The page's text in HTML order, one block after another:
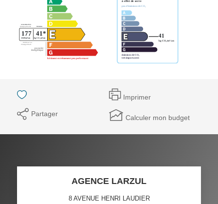
Imprimer
Partager Calculer mon budget
AGENCE LARZUL
8 AVENUE HENRI LAUDIER